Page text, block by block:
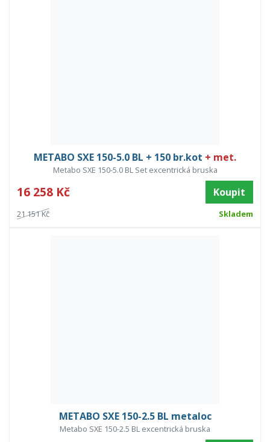
METABO SXE 150-5.0 BL + 150 br.kot + met.
Metabo SXE 150-5.0 BL Set excentrická bruska
16 258 Kč Koupit
21 151 Kč Skladem
METABO SXE 150-2.5 BL metaloc
Metabo SXE 150-2.5 BL excentrická bruska